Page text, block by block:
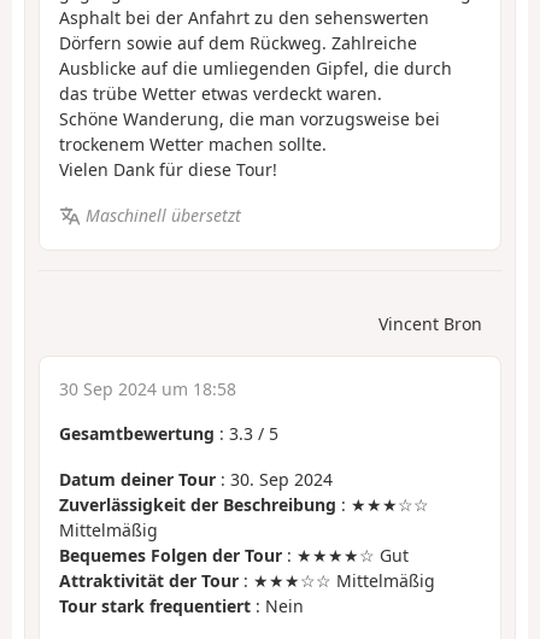
Asphalt bei der Anfahrt zu den sehenswerten
Dörfern sowie auf dem Rückweg. Zahlreiche
Ausblicke auf die umliegenden Gipfel, die durch
das trübe Wetter etwas verdeckt waren.
Schöne Wanderung, die man vorzugsweise bei
trockenem Wetter machen sollte.
Vielen Dank für diese Tour!
Maschinell übersetzt
Vincent Bron
30 Sep 2024 um 18:58
Gesamtbewertung : 3.3 / 5
Datum deiner Tour : 30. Sep 2024
Zuverlässigkeit der Beschreibung : ★★★☆☆
Mittelmäßig
Bequemes Folgen der Tour : ★★★★☆ Gut
Attraktivität der Tour : ★★★☆☆ Mittelmäßig
Tour stark frequentiert : Nein